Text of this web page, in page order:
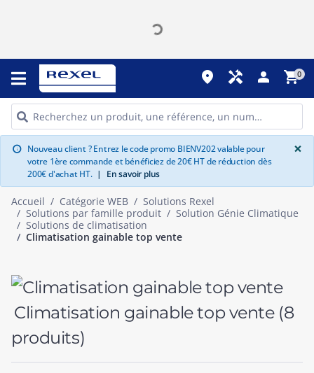
place handyman person shopping_cart0
info Nouveau client ? Entrez le code promo BIENV202 valable pour
votre 1ère commande et bénéficiez de 20€ HT de réduction dès
200€ d'achat HT. | En savoir plus
×
Accueil Catégorie WEB
Solutions Rexel
Solutions par famille produit
Solution Génie Climatique
Solutions de climatisation
Climatisation gainable top vente
Climatisation gainable top vente (8
produits)